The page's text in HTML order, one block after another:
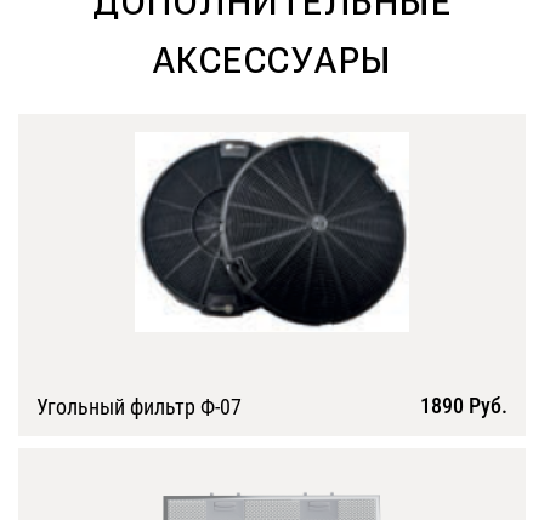
АКСЕССУАРЫ
Угольный фильтр Ф-07 1890 Руб.